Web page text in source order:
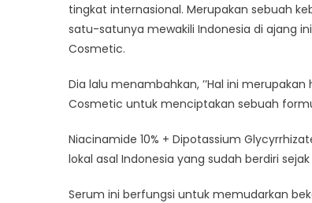
tingkat internasional. Merupakan sebuah
satu-satunya mewakili Indonesia di ajang
Cosmetic.
Dia lalu menambahkan, ’’Hal ini
Cosmetic untuk menciptakan sebuah
Niacinamide 10% + Dipotassium
lokal asal Indonesia yang sudah berdiri sejak
Serum ini berfungsi untuk memudarkan